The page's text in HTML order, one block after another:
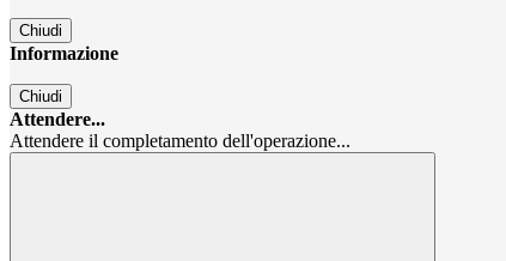
Chiudi
Informazione
Chiudi
Attendere...
Attendere il completamento dell'operazione...